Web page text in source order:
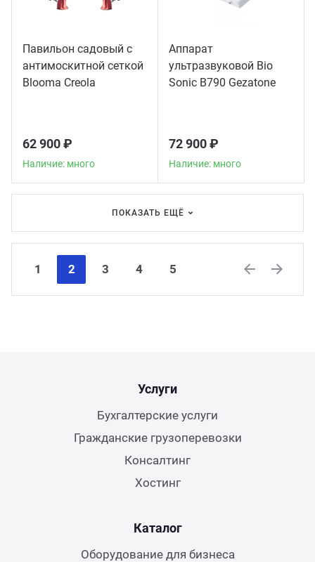
Павильон садовый с
антимоскитной сеткой
Blooma Creola
62 900 ₽
Наличие: много
Аппарат
ультразвуковой Bio
Sonic B790 Gezatone
72 900 ₽
Наличие: много
ПОКАЗАТЬ ЕЩЁ
1 2 3 4
5
Услуги
Бухгалтерские услуги
Гражданские грузоперевозки
Консалтинг
Хостинг
Каталог
Оборудование для бизнеса